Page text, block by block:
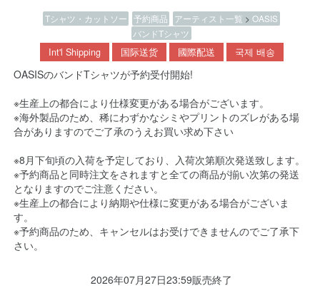
Tシャツ・カットソー 予約商品 アーティスト一覧 >OASIS
バンドTシャツ
Int'l Shipping 国际送货 國際配送 국제 배송
OASISのバンドTシャツが予約受付開始!
※生産上の都合により仕様変更がある場合がございます。
※海外製品のため、稀にわずかなシミやプリントのズレがある場
合がありますのでご了承のうえお買い求め下さい
※8月下旬頃の入荷を予定しており、入荷次第順次発送致します。
※予約商品と同時注文をされますと全ての商品が揃い次第の発送
となりますのでご注意ください。
※生産上の都合により納期や仕様に変更がある場合がございま
す。
※予約商品のため、キャンセルはお受けできませんのでご了承下
さい。
2026年07月27日23:59販売終了